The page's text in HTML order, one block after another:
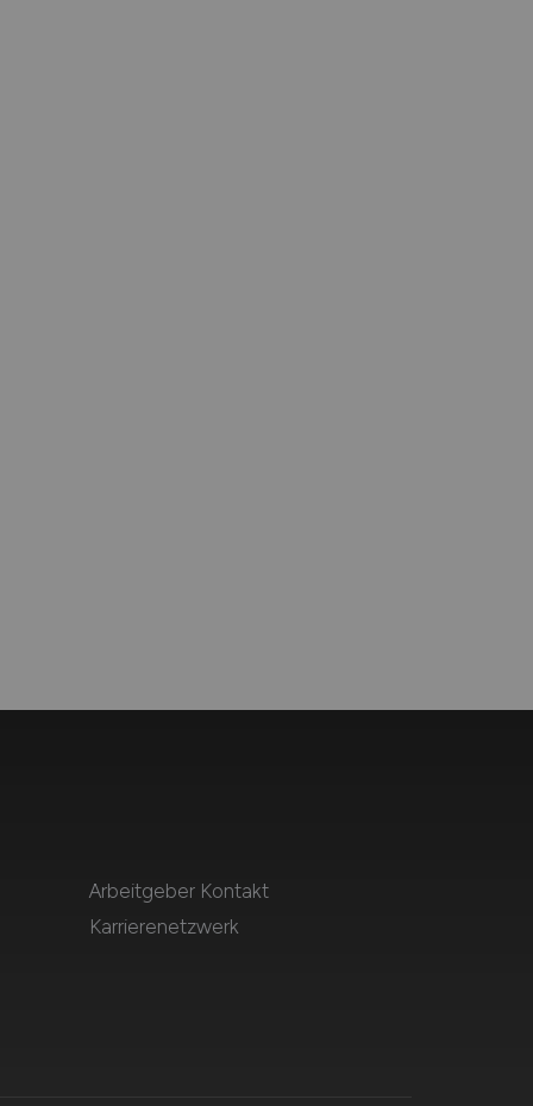
Arbeitgeber Kontakt
Karrierenetzwerk